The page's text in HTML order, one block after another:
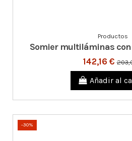
Productos
Somier multiláminas
142,16 €
Añadir al
-30%